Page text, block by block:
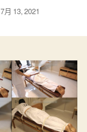
7月 13, 2021